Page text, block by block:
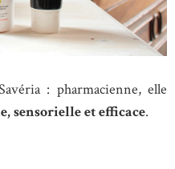
: pharmacienne, elle
sensorielle et efficace.